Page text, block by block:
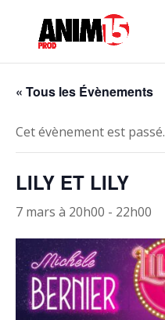
« Tous les Évènements
Cet évènement est passé.
LILY ET LILY
7 mars à 20h00 - 22h00